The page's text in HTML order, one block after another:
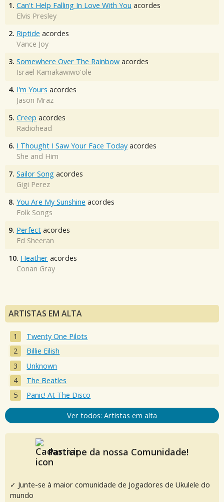
1. Can't Help Falling In Love With You acordes
Elvis Presley
2. Riptide acordes
Vance Joy
3. Somewhere Over The Rainbow acordes
Israel Kamakawiwo'ole
4. I'm Yours acordes
Jason Mraz
5. Creep acordes
Radiohead
6. I Thought I Saw Your Face Today acordes
She and Him
7. Sailor Song acordes
Gigi Perez
8. You Are My Sunshine acordes
Folk Songs
9. Perfect acordes
Ed Sheeran
10. Heather acordes
Conan Gray
ARTISTAS EM ALTA
Twenty One Pilots
Billie Eilish
Unknown
The Beatles
Panic! At The Disco
Ver todos: Artistas em alta
Participe da nossa Comunidade!
✓ Junte-se à maior comunidade de Jogadores de Ukulele do
mundo